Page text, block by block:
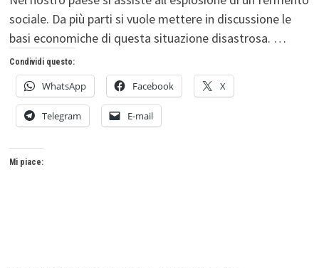
sociale. Da più parti si vuole mettere in discussione le
basi economiche di questa situazione disastrosa. …
Condividi questo:
WhatsApp Facebook X
Telegram E-mail
Mi piace: